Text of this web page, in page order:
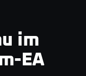
im
EA